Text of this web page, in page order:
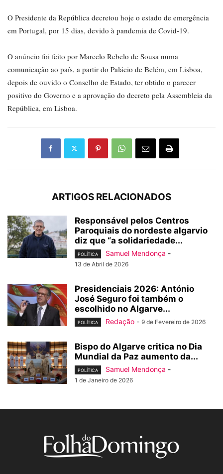
O Presidente da República decretou hoje o estado de emergência
em Portugal, por 15 dias, devido à pandemia de Covid-19.
O anúncio foi feito por Marcelo Rebelo de Sousa numa
comunicação ao país, a partir do Palácio de Belém, em Lisboa,
depois de ouvido o Conselho de Estado, ter obtido o parecer
positivo do Governo e a aprovação do decreto pela Assembleia da
República, em Lisboa.
ARTIGOS RELACIONADOS
Responsável pelos Centros
Paroquiais do nordeste algarvio
diz que “a solidariedade...
POLÍTICA Samuel Mendonça -
13 de Abril de 2026
Presidenciais 2026: António
José Seguro foi também o
escolhido no Algarve...
POLÍTICA Redação - 9 de Fevereiro de 2026
Bispo do Algarve critica no Dia
Mundial da Paz aumento da...
POLÍTICA Samuel Mendonça -
1 de Janeiro de 2026